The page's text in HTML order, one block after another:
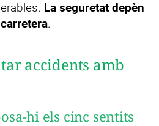
La seguretat depèn
.
accidents amb
hi els cinc sentits